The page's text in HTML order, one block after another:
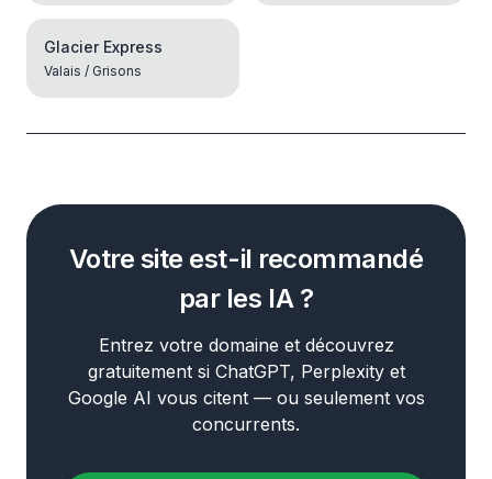
Glacier Express
Valais / Grisons
Votre site est-il recommandé
par les IA ?
Entrez votre domaine et découvrez
gratuitement si ChatGPT, Perplexity et
Google AI vous citent — ou seulement vos
concurrents.